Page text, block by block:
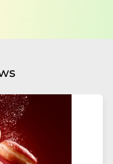
Daten werden
. LUMITOS darf
Ihre
ohne Angabe von
unter
für die Zukunft
ein Link zur
Newsletters